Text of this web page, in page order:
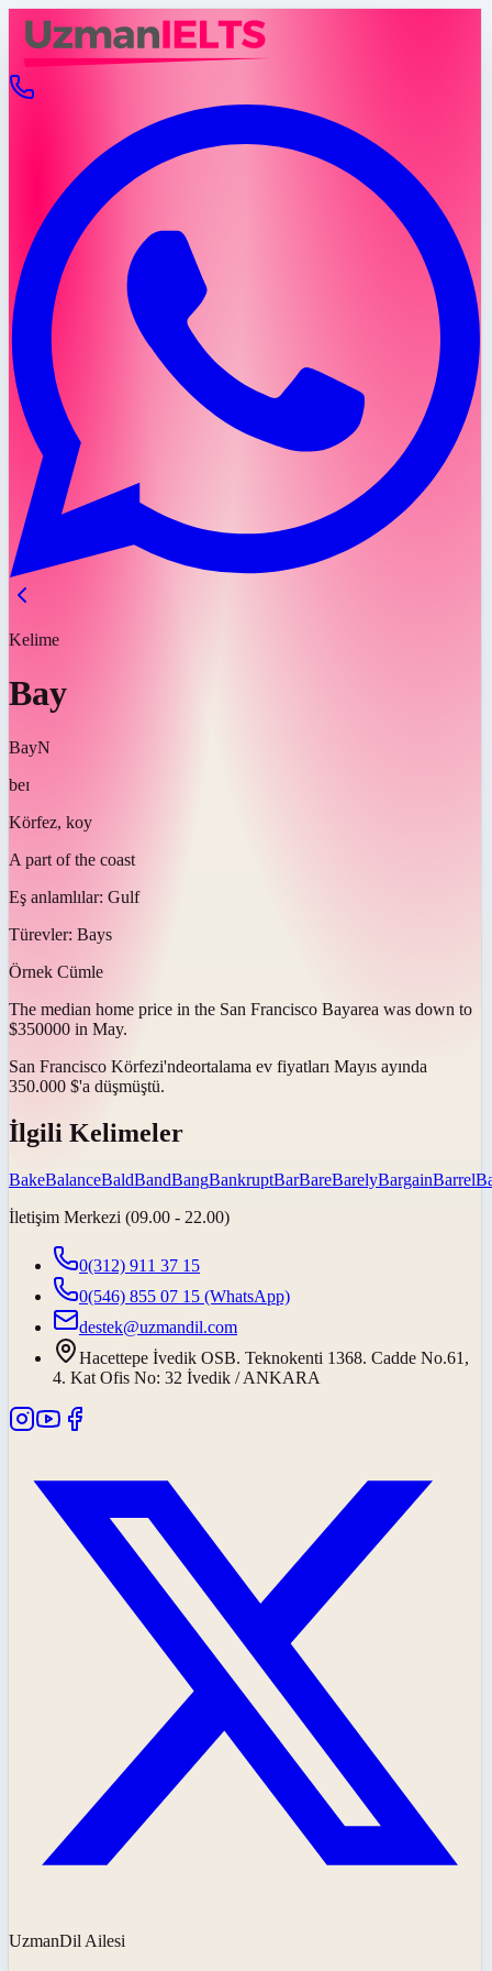
Kelime
Bay
BayN
beɪ
Körfez, koy
A part of the coast
Eş anlamlılar: Gulf
Türevler: Bays
Örnek Cümle
The median home price in the San Francisco Bayarea was down to
$350000 in May.
San Francisco Körfezi'ndeortalama ev fiyatları Mayıs ayında
350.000 $'a düşmüştü.
İlgili Kelimeler
BakeBalanceBaldBandBangBankruptBarBareBarelyBargainBarrel
İletişim Merkezi (09.00 - 22.00)
0(312) 911 37 15
0(546) 855 07 15 (WhatsApp)
destek@uzmandil.com
Hacettepe İvedik OSB. Teknokenti 1368. Cadde No.61,
4. Kat Ofis No: 32 İvedik / ANKARA
UzmanDil Ailesi